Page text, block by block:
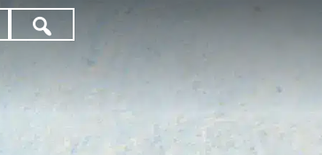
TOUTE